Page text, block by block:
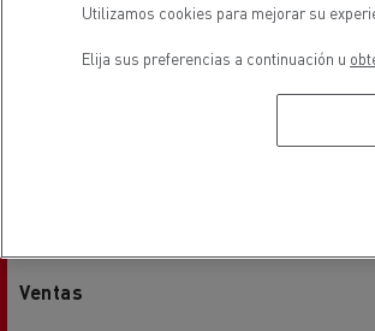
Ventas
Utilizamos cookies para mejorar su
Elija sus preferencias a continuación u